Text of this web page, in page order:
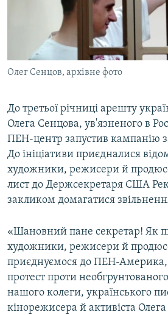
ВІДЕОУРОКИ «ELIFBE»
СВІДЧЕННЯ ОКУПАЦІЇ
УКРАЇНСЬКА ПРОБЛЕМА КРИМУ
ІНФОГРАФІКА
Qırımtatar
ДОЛУЧАЙСЯ!
Усі сайти RFE/RL
Олег Сенцов, архівне фото
До третьої річниці арешту
Олега Сенцова, ув'язненого в
ПЕН-центр запустив кампанію
До ініціативи приєдналися
художники, режисери й
лист до Держсекретаря США
закликом домагатися
«Шановний пане секретар! Як
художники, режисери й
приєднуємося до ПЕН-
протест проти
нашого колеги, українського
кінорежисера й активіста